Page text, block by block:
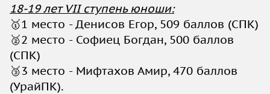
18-19 лет VII ступень юноши:
🥇1 место - Денисов Егор, 509 баллов (СПК)
🥈2 место - Софиец Богдан, 500 баллов
(СПК)
🥉3 место - Мифтахов Амир, 470 баллов
(УрайПК).